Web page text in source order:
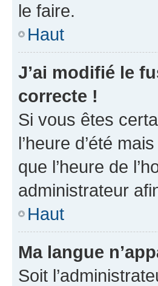
le faire.
Haut
J’ai modifié le
correcte !
Si vous êtes
l’heure d’été
que l’heure de
administrateur
Haut
Ma langue
Soit